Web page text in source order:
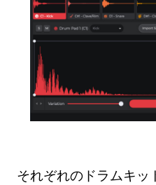
それぞれのドラムキッ